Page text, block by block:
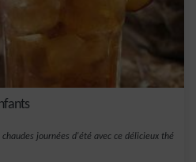
journées d'été avec ce délicieux thé